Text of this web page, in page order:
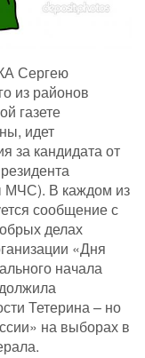
Сергею
из районов
газете
идет
за кандидата от
МЧС). В каждом из
сообщение с
делах
«Дня
начала
Тетерина – но
на выборах в